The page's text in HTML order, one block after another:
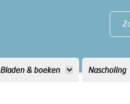
Bladen & boeken Nascholing